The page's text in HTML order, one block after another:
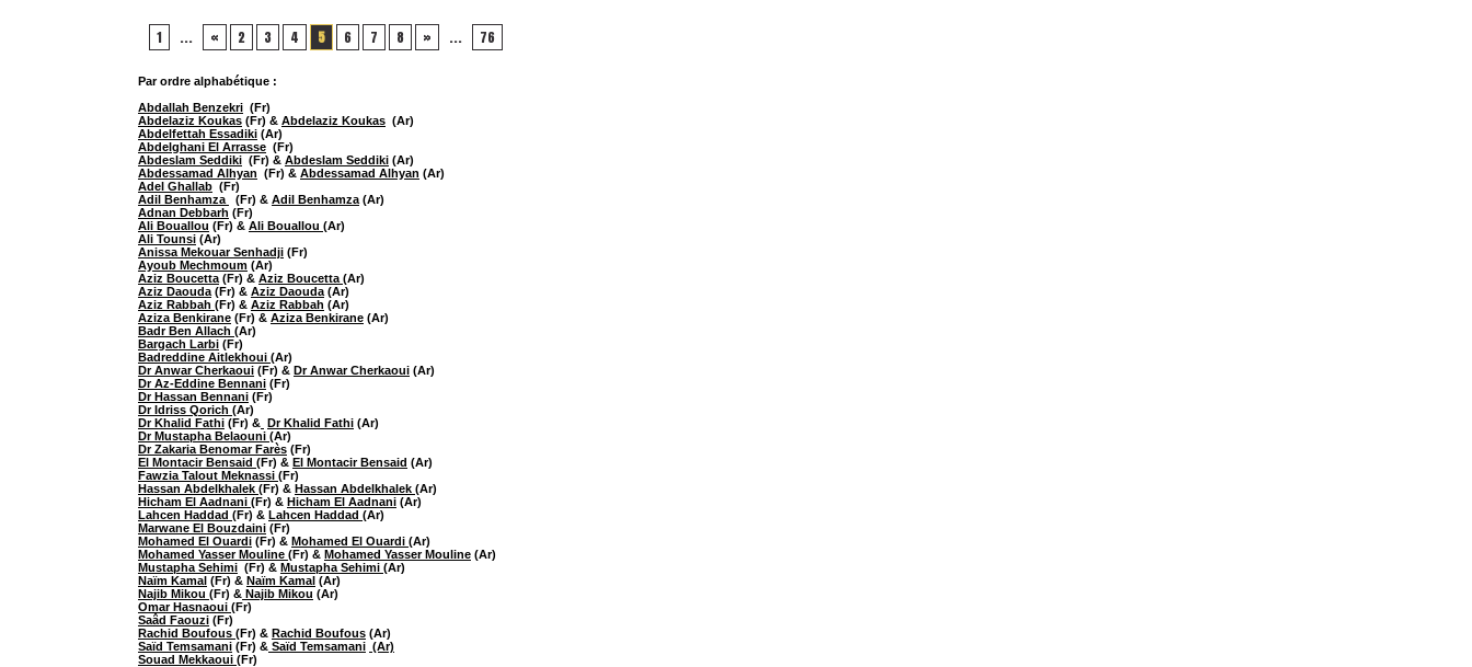
1 ... « 2 3 4 5 6 7 8 » ... 76
Par ordre alphabétique :
Abdallah Benzekri (Fr)
Abdelaziz Koukas (Fr) & Abdelaziz Koukas (Ar)
Abdelfettah Essadiki (Ar)
Abdelghani El Arrasse (Fr)
Abdeslam Seddiki (Fr) & Abdeslam Seddiki (Ar)
Abdessamad Alhyan (Fr) & Abdessamad Alhyan (Ar)
Adel Ghallab (Fr)
Adil Benhamza
(Fr) & Adil Benhamza (Ar)
Adnan Debbarh (Fr)
Ali Bouallou (Fr) & Ali Bouallou (Ar)
Ali Tounsi (Ar)
Anissa Mekouar Senhadji (Fr)
Ayoub Mechmoum (Ar)
Aziz Boucetta (Fr) & Aziz Boucetta (Ar)
Aziz Daouda (Fr) & Aziz Daouda (Ar)
Aziz Rabbah (Fr) & Aziz Rabbah (Ar)
Aziza Benkirane (Fr) & Aziza Benkirane (Ar)
Badr Ben Allach (Ar)
Bargach Larbi (Fr)
Badreddine Aitlekhoui (Ar)
Dr Anwar Cherkaoui (Fr) & Dr Anwar Cherkaoui (Ar)
Dr Az-Eddine Bennani (Fr)
Dr Hassan Bennani (Fr)
Dr Idriss Qorich (Ar)
Dr Khalid Fathi (Fr) & Dr Khalid Fathi (Ar)
Dr Mustapha Belaouni (Ar)
Dr Zakaria Benomar Farès (Fr)
El Montacir Bensaid (Fr) & El Montacir Bensaid (Ar)
Fawzia Talout Meknassi (Fr)
Hassan Abdelkhalek (Fr) & Hassan Abdelkhalek (Ar)
Hicham El Aadnani (Fr) & Hicham El Aadnani (Ar)
Lahcen Haddad (Fr) & Lahcen Haddad (Ar)
Marwane El Bouzdaini (Fr)
Mohamed El Ouardi (Fr) & Mohamed El Ouardi (Ar)
Mohamed Yasser Mouline (Fr) & Mohamed Yasser Mouline (Ar)
Mustapha Sehimi (Fr) & Mustapha Sehimi (Ar)
Naïm Kamal (Fr) & Naïm Kamal (Ar)
Najib Mikou (Fr) & Najib Mikou (Ar)
Omar Hasnaoui (Fr)
Saâd Faouzi (Fr)
Rachid Boufous (Fr) & Rachid Boufous (Ar)
Saïd Temsamani (Fr) & Saïd Temsamani (Ar)
Souad Mekkaoui (Fr)